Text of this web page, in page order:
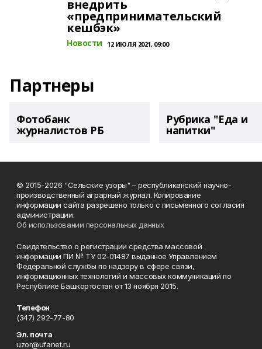
внедрить
«предпринимательский
кешбэк»
Новости 12 ИЮЛЯ 2021, 09:00
Партнеры
Фотобанк
журналистов РБ
Рубрика "Еда и
напитки"
© 2015-2026 "Сельские узоры" – республиканский научно-
производственный аграрный журнал. Копирование
информации сайта разрешено только с письменного согласия
администрации.
Об использовании персональных данных
Свидетельство о регистрации средства массовой
информации ПИ № ТУ 02-01487 выданное Управлением
Федеральной службы по надзору в сфере связи,
информационных технологий и массовых коммуникаций по
Республике Башкортостан от 13 ноября 2015.
Телефон
(347) 292-77-80
Эл. почта
uzor@ufanet.ru